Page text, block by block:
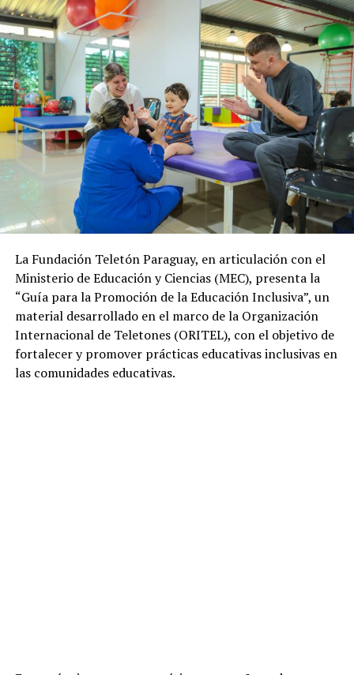
La Fundación Teletón Paraguay, en articulación con el
Ministerio de Educación y Ciencias (MEC), presenta la
“Guía para la Promoción de la Educación Inclusiva”, un
material desarrollado en el marco de la Organización
Internacional de Teletones (ORITEL), con el objetivo de
fortalecer y promover prácticas educativas inclusivas en
las comunidades educativas.